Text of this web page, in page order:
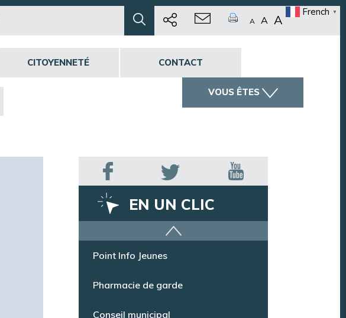
A A A
French ▼
CITOYENNETÉ CONTACT
VOUS ÊTES
EN UN CLIC
Offres d’emploi